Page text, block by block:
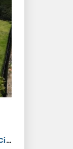
Se Vende Exclusiva Casa Campestre - Sector Circasia